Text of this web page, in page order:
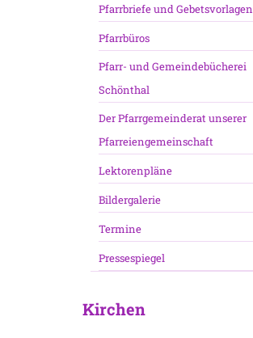
Pfarrbriefe und Gebetsvorlagen
Pfarrbüros
Pfarr- und Gemeindebücherei
Schönthal
Der Pfarrgemeinderat unserer
Pfarreiengemeinschaft
Lektorenpläne
Bildergalerie
Termine
Pressespiegel
Kirchen